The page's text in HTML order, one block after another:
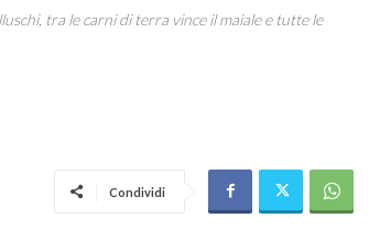
tra le carni di terra vince il maiale e tutte le
Condividi